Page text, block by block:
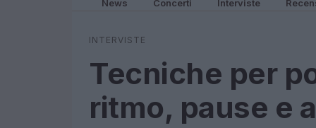
News Concerti Interviste
INTERVISTE
Tecniche per
ritmo, pause e